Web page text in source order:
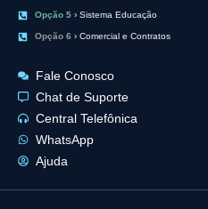
Opção 5› Sistema Educação
Opção 6 › Comercial e Contratos
Fale Conosco
Chat de Suporte
Central Telefônica
WhatsApp
Ajuda